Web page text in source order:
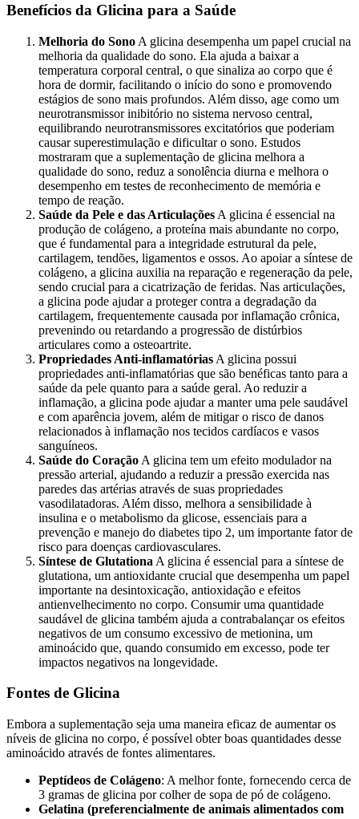
Benefícios da Glicina para a Saúde
Melhoria do Sono A glicina desempenha um papel crucial na
melhoria da qualidade do sono. Ela ajuda a baixar a
temperatura corporal central, o que sinaliza ao corpo que é
hora de dormir, facilitando o início do sono e promovendo
estágios de sono mais profundos. Além disso, age como um
neurotransmissor inibitório no sistema nervoso central,
equilibrando neurotransmissores excitatórios que poderiam
causar superestimulação e dificultar o sono. Estudos
mostraram que a suplementação de glicina melhora a
qualidade do sono, reduz a sonolência diurna e melhora o
desempenho em testes de reconhecimento de memória e
tempo de reação.
Saúde da Pele e das Articulações A glicina é essencial na
produção de colágeno, a proteína mais abundante no corpo,
que é fundamental para a integridade estrutural da pele,
cartilagem, tendões, ligamentos e ossos. Ao apoiar a síntese de
colágeno, a glicina auxilia na reparação e regeneração da pele,
sendo crucial para a cicatrização de feridas. Nas articulações,
a glicina pode ajudar a proteger contra a degradação da
cartilagem, frequentemente causada por inflamação crônica,
prevenindo ou retardando a progressão de distúrbios
articulares como a osteoartrite.
Propriedades Anti-inflamatórias A glicina possui
propriedades anti-inflamatórias que são benéficas tanto para a
saúde da pele quanto para a saúde geral. Ao reduzir a
inflamação, a glicina pode ajudar a manter uma pele saudável
e com aparência jovem, além de mitigar o risco de danos
relacionados à inflamação nos tecidos cardíacos e vasos
sanguíneos.
Saúde do Coração A glicina tem um efeito modulador na
pressão arterial, ajudando a reduzir a pressão exercida nas
paredes das artérias através de suas propriedades
vasodilatadoras. Além disso, melhora a sensibilidade à
insulina e o metabolismo da glicose, essenciais para a
prevenção e manejo do diabetes tipo 2, um importante fator de
risco para doenças cardiovasculares.
Síntese de Glutationa A glicina é essencial para a síntese de
glutationa, um antioxidante crucial que desempenha um papel
importante na desintoxicação, antioxidação e efeitos
antienvelhecimento no corpo. Consumir uma quantidade
saudável de glicina também ajuda a contrabalançar os efeitos
negativos de um consumo excessivo de metionina, um
aminoácido que, quando consumido em excesso, pode ter
impactos negativos na longevidade.
Fontes de Glicina
Embora a suplementação seja uma maneira eficaz de aumentar os
níveis de glicina no corpo, é possível obter boas quantidades desse
aminoácido através de fontes alimentares.
Peptídeos de Colágeno: A melhor fonte, fornecendo cerca de
3 gramas de glicina por colher de sopa de pó de colágeno.
Gelatina (preferencialmente de animais alimentados com